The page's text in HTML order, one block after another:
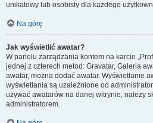
unikatowy lub osobisty dla każdego
Na górę
Jak wyświetlić awatar?
W panelu zarządzania kontem na karcie
jednej z czterech metod: Gravatar, Galeria
awatar, można dodać awatar. Wyświetlanie
wyświetlania są uzależnione od
używać awatarów na danej witrynie, należy
administratorem.